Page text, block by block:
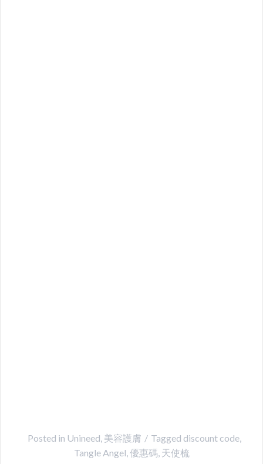
Posted in Unineed, 美容護膚 Tagged discount code,
Tangle Angel,優惠碼, 天使梳